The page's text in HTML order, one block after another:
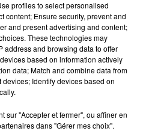
01-06-09-52-
profiles to select personalised
content; Ensure security, prevent and
and present advertising and content;
These technologies may
address and browsing data to offer
based on information actively
data; Match and combine data from
Identify devices based on
sur "Accepter et fermer", ou affiner en
dans "Gérer mes choix".